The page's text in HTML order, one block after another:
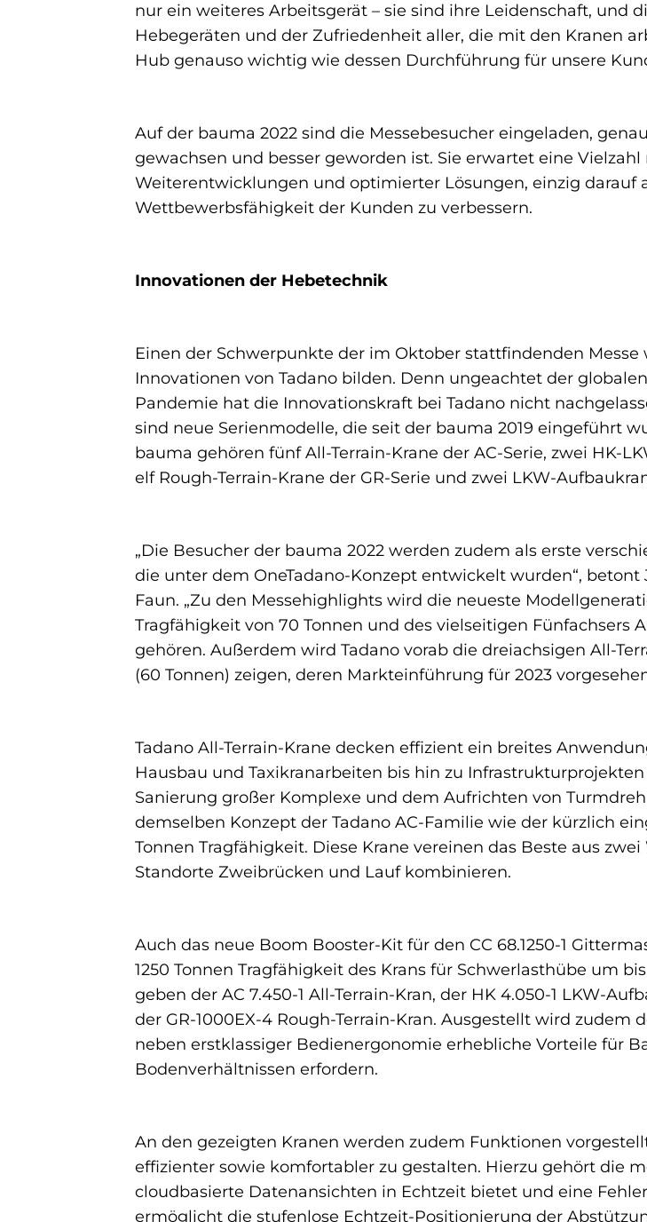
nur ein weiteres Arbeitsgerät – sie sind ihre Leidenschaft, und
Hebegeräten und der Zufriedenheit aller, die mit den Kranen
Hub genauso wichtig wie dessen Durchführung für unsere
Auf der bauma 2022 sind die Messebesucher eingeladen,
gewachsen und besser geworden ist. Sie erwartet eine
Weiterentwicklungen und optimierter Lösungen, einzig darauf
Wettbewerbsfähigkeit der Kunden zu verbessern.
Innovationen der Hebetechnik
Einen der Schwerpunkte der im Oktober stattfindenden
Innovationen von Tadano bilden. Denn ungeachtet der
Pandemie hat die Innovationskraft bei Tadano nicht
sind neue Serienmodelle, die seit der bauma 2019 eingeführt
bauma gehören fünf All-Terrain-Krane der AC-Serie, zwei HK-
elf Rough-Terrain-Krane der GR-Serie und zwei LKW-
„Die Besucher der bauma 2022 werden zudem als erste
die unter dem OneTadano-Konzept entwickelt wurden“, betont
Faun. „Zu den Messehighlights wird die neueste
Tragfähigkeit von 70 Tonnen und des vielseitigen Fünfachsers
gehören. Außerdem wird Tadano vorab die dreiachsigen All-
(60 Tonnen) zeigen, deren Markteinführung für 2023
Tadano All-Terrain-Krane decken effizient ein breites
Hausbau und Taxikranarbeiten bis hin zu
Sanierung großer Komplexe und dem Aufrichten von
demselben Konzept der Tadano AC-Familie wie der kürzlich
Tonnen Tragfähigkeit. Diese Krane vereinen das Beste aus
Standorte Zweibrücken und Lauf kombinieren.
Auch das neue Boom Booster-Kit für den CC 68.1250-1
1250 Tonnen Tragfähigkeit des Krans für Schwerlasthübe um
geben der AC 7.450-1 All-Terrain-Kran, der HK 4.050-1 LKW-
der GR-1000EX-4 Rough-Terrain-Kran. Ausgestellt wird zudem
neben erstklassiger Bedienergonomie erhebliche Vorteile für
Bodenverhältnissen erfordern.
An den gezeigten Kranen werden zudem Funktionen
effizienter sowie komfortabler zu gestalten. Hierzu gehört die
cloudbasierte Datenansichten in Echtzeit bietet und eine
ermöglicht die stufenlose Echtzeit-Positionierung der